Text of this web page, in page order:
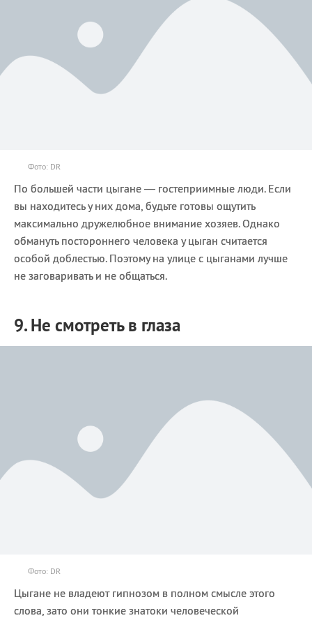
Фото: DR
По большей части цыгане — гостеприимные люди. Если
вы находитесь у них дома, будьте готовы ощутить
максимально дружелюбное внимание хозяев. Однако
обмануть постороннего человека у цыган считается
особой доблестью. Поэтому на улице с цыганами лучше
не заговаривать и не общаться.
9. Не смотреть в глаза
Фото: DR
Цыгане не владеют гипнозом в полном смысле этого
слова, зато они тонкие знатоки человеческой